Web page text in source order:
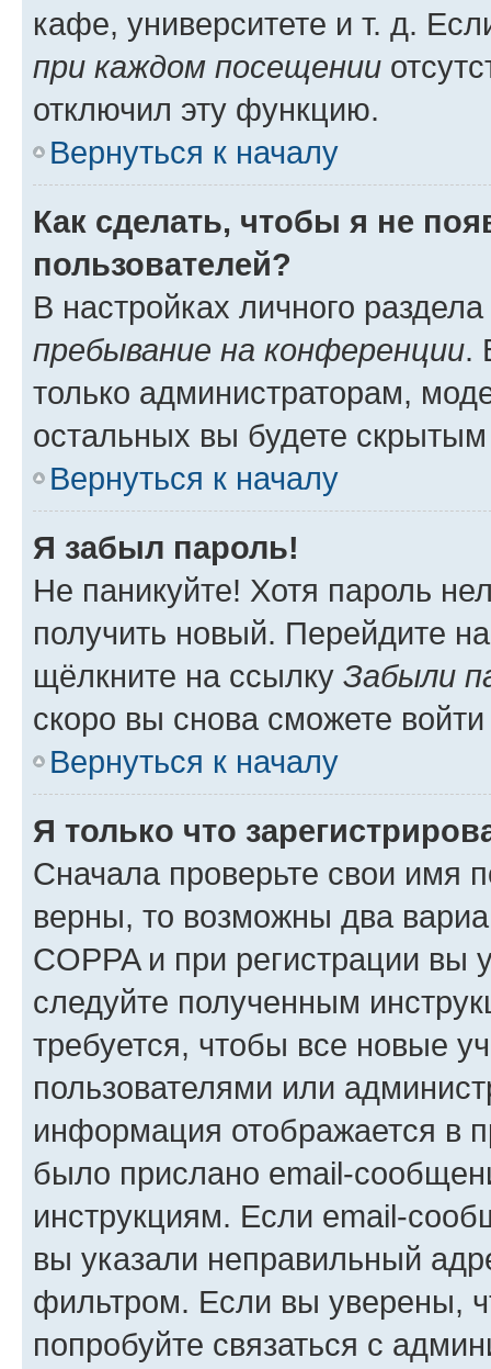
кафе, университете и т. д.
при каждом посещении
отключил эту функцию.
Вернуться к началу
Как сделать, чтобы я не
пользователей?
В настройках личного
пребывание на конференции.
только администраторам,
остальных вы будете
Вернуться к началу
Я забыл пароль!
Не паникуйте! Хотя пароль
получить новый. Перейдите
щёлкните на ссылку Забыли
скоро вы снова сможете
Вернуться к началу
Я только что
Сначала проверьте свои имя
верны, то возможны два
COPPA и при регистрации вы
следуйте полученным
требуется, чтобы все новые
пользователями или
информация отображается в
было прислано email-
инструкциям. Если email-
вы указали неправильный
фильтром. Если вы уверены,
попробуйте связаться с